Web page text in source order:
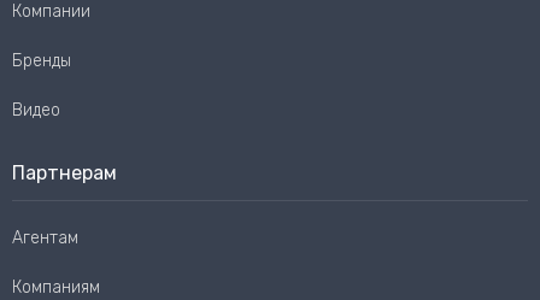
Компании
Бренды
Видео
Партнерам
Агентам
Компаниям